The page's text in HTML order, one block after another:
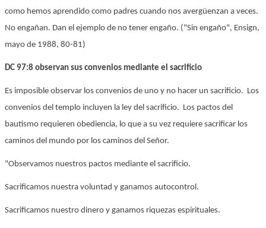
como hemos aprendido como padres cuando nos avergüenzan a veces.
No engañan. Dan el ejemplo de no tener engaño. ("Sin engaño", Ensign,
mayo de 1988, 80-81)
DC 97:8 observan sus convenios mediante el sacrificio
Es imposible observar los convenios de uno y no hacer un sacrificio. Los
convenios del templo incluyen la ley del sacrificio. Los pactos del
bautismo requieren obediencia, lo que a su vez requiere sacrificar los
caminos del mundo por los caminos del Señor.
"Observamos nuestros pactos mediante el sacrificio.
Sacrificamos nuestra voluntad y ganamos autocontrol.
Sacrificamos nuestro dinero y ganamos riquezas espirituales.